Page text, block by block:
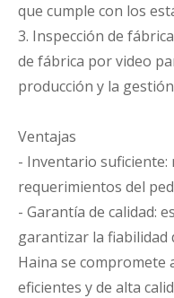
que cumple con los
3. Inspección de
de fábrica por video
producción y la
Ventajas
- Inventario suficiente:
requerimientos del
- Garantía de calidad:
garantizar la fiabilidad
Haina se compromete
eficientes y de alta